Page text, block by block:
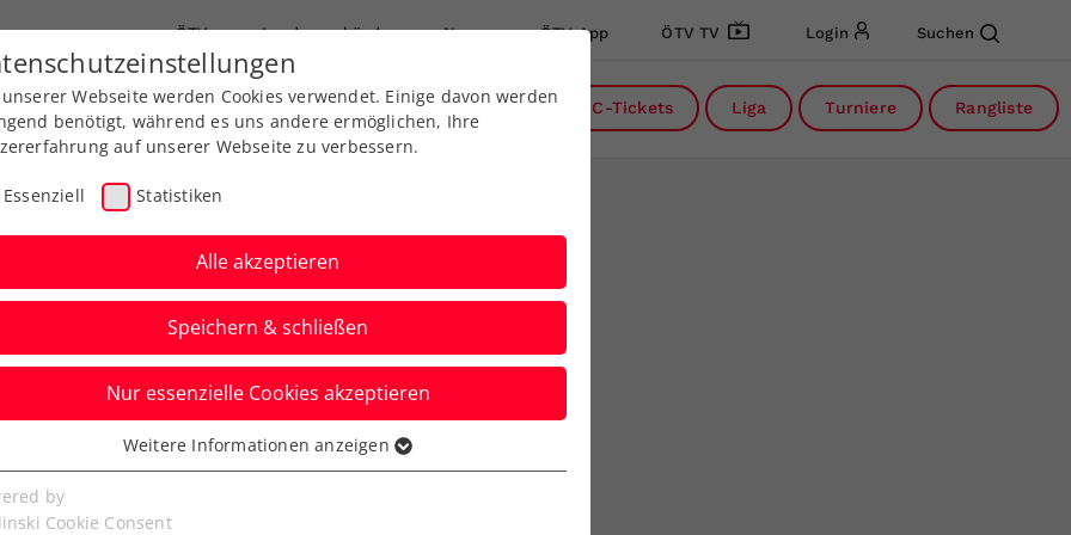
ÖTV Landesverbände News ÖTV App ÖTV TV Login Suchen
Ausbildung Services Über uns DC-Tickets Liga Turniere Rangliste
Turnierfavorit
hochklassiges
Webseite werden Cookies verwendet. Einige davon werden
benötigt, während es uns andere ermöglichen, Ihre
auf unserer Webseite zu verbessern.
Essenziell Statistiken
Alle akzeptieren
Speichern & schließen
Nur essenzielle Cookies akzeptieren
Cookies werden für grundlegende Funktionen der
benötigt. Dadurch ist gewährleistet, dass die Webseite
Weitere Informationen anzeigen
by
Cookie Consent